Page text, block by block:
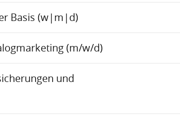
Basis (w|m|d)
(m/w/d)
und